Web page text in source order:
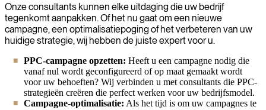
Onze consultants kunnen elke uitdaging die uw bedrijf
tegenkomt aanpakken. Of het nu gaat om een nieuwe
campagne, een optimalisatiepoging of het verbeteren van uw
huidige strategie, wij hebben de juiste expert voor u.
PPC-campagne opzetten: Heeft u een campagne nodig die
vanaf nul wordt geconfigureerd of op maat gemaakt wordt
voor uw behoeften? Wij verbinden u met consultants die PPC-
strategieën creëren die perfect werken voor uw bedrijfsmodel.
Campagne-optimalisatie: Als het tijd is om uw campagnes te